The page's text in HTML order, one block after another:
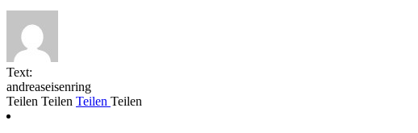
Text:
andreaseisenring
Teilen Teilen Teilen Teilen